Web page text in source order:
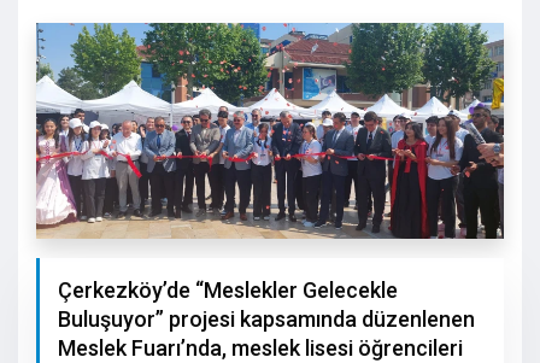
Çerkezköy’de “Meslekler Gelecekle
Buluşuyor” projesi kapsamında düzenlenen
Meslek Fuarı’nda, meslek lisesi öğrencileri